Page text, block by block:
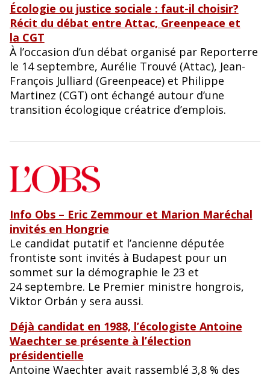
Écologie ou justice sociale : faut-il choisir?
Récit du débat entre Attac, Greenpeace et
la CGT
À l’occasion d’un débat organisé par Reporterre
le 14 septembre, Aurélie Trouvé (Attac), Jean-
François Julliard (Greenpeace) et Philippe
Martinez (CGT) ont échangé autour d’une
transition écologique créatrice d’emplois.
Info Obs – Eric Zemmour et Marion Maréchal
invités en Hongrie
Le candidat putatif et l’ancienne députée
frontiste sont invités à Budapest pour un
sommet sur la démographie le 23 et
24 septembre. Le Premier ministre hongrois,
Viktor Orbán y sera aussi.
Déjà candidat en 1988, l’écologiste Antoine
Waechter se présente à l’élection
présidentielle
Antoine Waechter avait rassemblé 3,8 % des